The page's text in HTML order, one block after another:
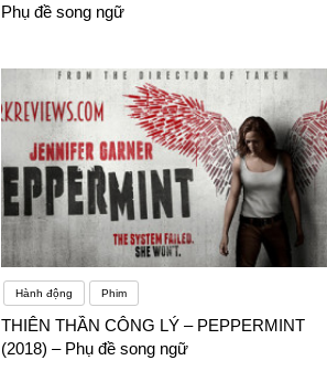
Phụ đề song ngữ
Hành động Phim
THIÊN THẦN CÔNG LÝ – PEPPERMINT
(2018) – Phụ đề song ngữ